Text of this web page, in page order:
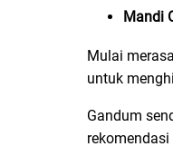
Mandi
Mulai
untuk
Gandum